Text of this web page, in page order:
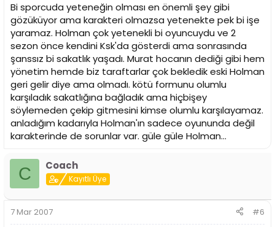
Bi sporcuda yeteneğin olması en önemli şey gibi
gözüküyor ama karakteri olmazsa yetenekte pek bi işe
yaramaz. Holman çok yetenekli bi oyuncuydu ve 2
sezon önce kendini Ksk'da gösterdi ama sonrasında
şanssız bi sakatlık yaşadı. Murat hocanın dediği gibi hem
yönetim hemde biz taraftarlar çok bekledik eski Holman
geri gelir diye ama olmadı. kötü formunu olumlu
karşıladık sakatlığına bağladık ama hiçbişey
söylemeden çekip gitmesini kimse olumlu karşılayamaz.
anladığım kadarıyla Holman'ın sadece oyununda değil
karakterinde de sorunlar var. güle güle Holman...
C Coach
Kayıtlı Üye
7 Mar 2007 #6